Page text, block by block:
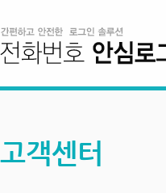
고객센터